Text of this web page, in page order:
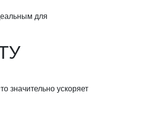
для
значительно ускоряет